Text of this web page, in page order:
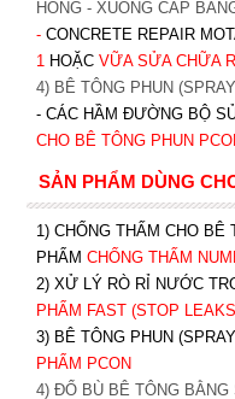
HỎNG - XUỐNG CẤP
- CONCRETE REPAIR
1 HOẶC VỮA SỬA CHỮA
4) BÊ TÔNG PHUN
- CÁC HẦM ĐƯỜNG BỘ
CHO BÊ TÔNG PHUN
SẢN PHẨM DÙNG
1) CHỐNG THẤM CHO BÊ
PHẨM CHỐNG THẤM
2) XỬ LÝ RÒ RỈ NƯỚC
PHẨM FAST (STOP
3) BÊ TÔNG PHUN
PHẨM PCON
4) ĐỔ BÙ BÊ TÔNG